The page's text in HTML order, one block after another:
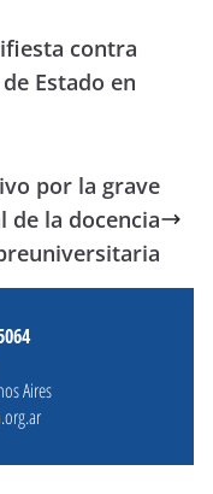
contra
Estado en
por la grave
de la docencia
Aires